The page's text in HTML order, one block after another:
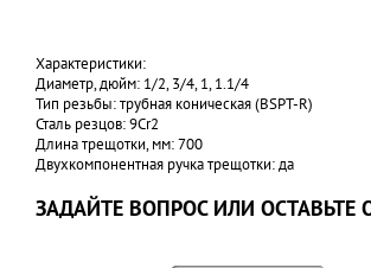
Характеристики:
Диаметр, дюйм: 1/2, 3/4, 1, 1.1/4
Тип резьбы: трубная коническая (BSPT-R)
Сталь резцов: 9Cr2
Длина трещотки, мм: 700
Двухкомпонентная ручка трещотки: да
ЗАДАЙТЕ ВОПРОС ИЛИ ОСТАВЬТЕ